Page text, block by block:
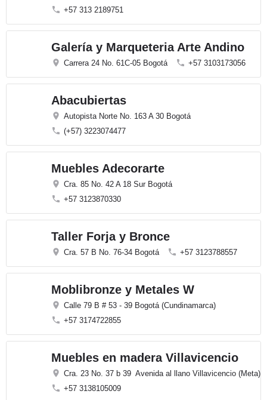
+57 313 2189751
Galería y Marqueteria Arte Andino
Carrera 24 No. 61C-05 Bogotá +57 3103173056
Abacubiertas
Autopista Norte No. 163 A 30 Bogotá
(+57) 3223074477
Muebles Adecorarte
Cra. 85 No. 42 A 18 Sur Bogotá
+57 3123870330
Taller Forja y Bronce
Cra. 57 B No. 76-34 Bogotá +57 3123788557
Moblibronze y Metales W
Calle 79 B # 53 - 39 Bogotá (Cundinamarca)
+57 3174722855
Muebles en madera Villavicencio
Cra. 23 No. 37 b 39 Avenida al llano Villavicencio (Meta)
+57 3138105009